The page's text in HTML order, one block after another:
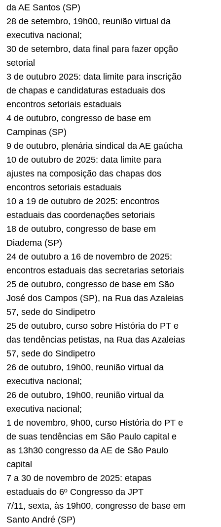
da AE Santos (SP)
28 de setembro, 19h00, reunião virtual da
executiva nacional;
30 de setembro, data final para fazer opção
setorial
3 de outubro 2025: data limite para inscrição
de chapas e candidaturas estaduais dos
encontros setoriais estaduais
4 de outubro, congresso de base em
Campinas (SP)
9 de outubro, plenária sindical da AE gaúcha
10 de outubro de 2025: data limite para
ajustes na composição das chapas dos
encontros setoriais estaduais
10 a 19 de outubro de 2025: encontros
estaduais das coordenações setoriais
18 de outubro, congresso de base em
Diadema (SP)
24 de outubro a 16 de novembro de 2025:
encontros estaduais das secretarias setoriais
25 de outubro, congresso de base em São
José dos Campos (SP), na Rua das Azaleias
57, sede do Sindipetro
25 de outubro, curso sobre História do PT e
das tendências petistas, na Rua das Azaleias
57, sede do Sindipetro
26 de outubro, 19h00, reunião virtual da
executiva nacional;
26 de outubro, 19h00, reunião virtual da
executiva nacional;
1 de novembro, 9h00, curso História do PT e
de suas tendências em São Paulo capital e
as 13h30 congresso da AE de São Paulo
capital
7 a 30 de novembro de 2025: etapas
estaduais do 6º Congresso da JPT
7/11, sexta, às 19h00, congresso de base em
Santo André (SP)